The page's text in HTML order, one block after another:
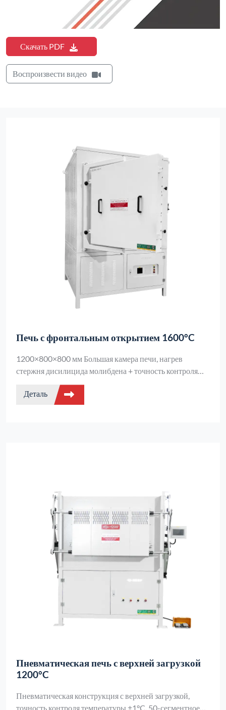
Скачать PDF
Воспроизвести видео
Печь с фронтальным открытием 1600°C
1200×800×800 мм Большая камера печи, нагрев
стержня дисилицида молибдена + точность контроля
температуры ±1℃, защита двойного контура +
выключение при открывании двери, 50 сегментов
программируемых температурных кривых, подходит
Деталь
Пневматическая печь с верхней загрузкой
1200°C
Пневматическая конструкция с верхней загрузкой,
точность контроля температуры ±1°C, 50-сегментное